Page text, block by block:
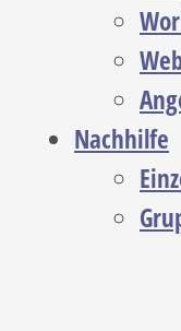
Nachhilfe